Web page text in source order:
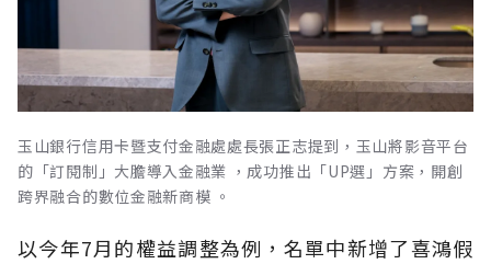
玉山銀行信用卡暨支付金融處處長張正志提到，玉山將影音平台
的「訂閱制」大膽導入金融業 ，成功推出「UP選」方案，開創
跨界融合的數位金融新商模 。
以今年7月的權益調整為例，名單中新增了喜鴻假